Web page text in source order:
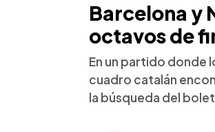
Barcelona y
octavos de
En un partido donde
cuadro catalán
la búsqueda del